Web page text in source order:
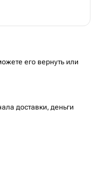
его вернуть или
доставки, деньги